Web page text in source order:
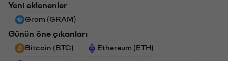
Yeni eklenenler
Gram (GRAM)
Günün öne çıkanları
Bitcoin (BTC) Ethereum (ETH)